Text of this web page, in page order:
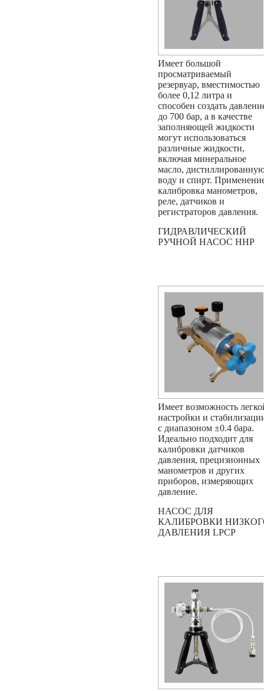
Имеет большой
просматриваемый
резервуар, вместимостью
более 0,12 литра и
способен создать
до 700 бар, а в качестве
заполняющей жидкости
могут использоваться
различные жидкости,
включая минеральное
масло,
воду и спирт.
калибровка манометров,
реле, датчиков и
регистраторов давления.
ГИДРАВЛИЧЕСКИЙ
РУЧНОЙ НАСОС HHP
Имеет возможность
настройки и
с диапазоном ±0.4 бара.
Идеально подходит для
калибровки датчиков
давления, прецизионных
манометров и других
приборов, измеряющих
давление.
НАСОС ДЛЯ
КАЛИБРОВКИ
ДАВЛЕНИЯ LPCP